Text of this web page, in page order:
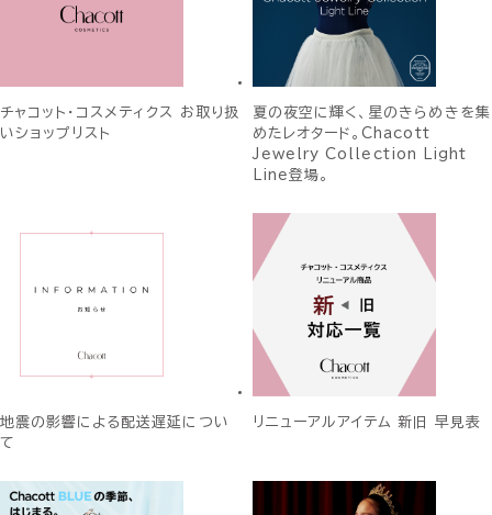
チャコット・コスメティクス お取り扱
いショップリスト
夏の夜空に輝く、星のきらめきを集
めたレオタード。Chacott
Jewelry Collection Light
Line登場。
地震の影響による配送遅延につい
て
リニューアルアイテム 新旧 早見表